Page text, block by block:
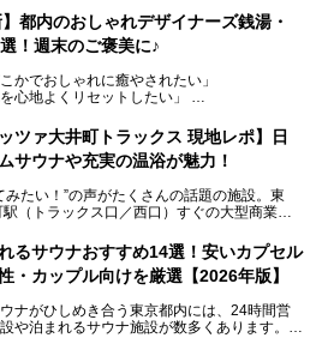
タルジックなタイル絵はそのまま、昔からここ
人にも、新しく足を運んでくれる人にも愛され
"銭湯"として生まれ変わりました。洞窟のよ
、新しく登場したスポットも併せて紹介しま
設備があるのに、基本の入浴料が銭湯価格の5
】都内のおしゃれデザイナーズ銭湯・
！週末のご褒美に♪
こかでおしゃれに癒やされたい」
を心地よくリセットしたい」
新しいスタイルの銭湯です。
ディアで「デザイナーズ銭湯」や「ネオ銭
もそもこれらがどんな銭湯なのか、その気に
店15選を、おすすめの順番で一挙にご紹介
ツァ大井町トラックス 現地レポ】日
サウナや充実の温浴が魅力！
みたい！”の声がたくさんの話題の施設。東
（トラックス口／西口）すぐの大型商業施
ックス」がニューオープン。施設の様子をレ
るサウナおすすめ14選！安いカプセル
・カップル向けを厳選【2026年版】
ナがひしめき合う東京都内には、24時間営
や泊まれるサウナ施設が数多くあります。